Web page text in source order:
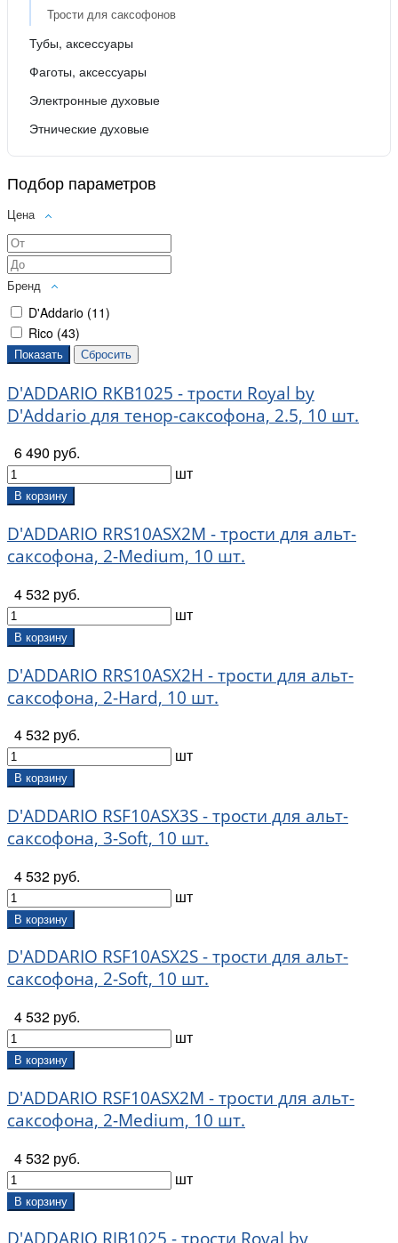
Трости для саксофонов
Тубы, аксессуары
Фаготы, аксессуары
Электронные духовые
Этнические духовые
Подбор параметров
Цена
Бренд
D'Addario (11)
Rico (43)
D'ADDARIO RKB1025 - трости Royal by
D'Addario для тенор-саксофона, 2.5, 10 шт.
6 490 руб.
шт
В корзину
D'ADDARIO RRS10ASX2M - трости для альт-
саксофона, 2-Medium, 10 шт.
4 532 руб.
шт
В корзину
D'ADDARIO RRS10ASX2H - трости для альт-
саксофона, 2-Hard, 10 шт.
4 532 руб.
шт
В корзину
D'ADDARIO RSF10ASX3S - трости для альт-
саксофона, 3-Soft, 10 шт.
4 532 руб.
шт
В корзину
D'ADDARIO RSF10ASX2S - трости для альт-
саксофона, 2-Soft, 10 шт.
4 532 руб.
шт
В корзину
D'ADDARIO RSF10ASX2M - трости для альт-
саксофона, 2-Medium, 10 шт.
4 532 руб.
шт
В корзину
D'ADDARIO RJB1025 - трости Royal by